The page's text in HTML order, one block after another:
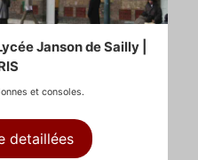
Janson de Sailly |
et consoles.
detaillées